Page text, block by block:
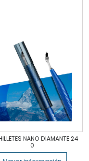
NANO DIAMANTE 24
0